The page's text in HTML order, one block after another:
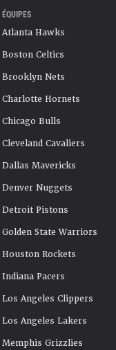
ÉQUIPES
Atlanta Hawks
Boston Celtics
Brooklyn Nets
Charlotte Hornets
Chicago Bulls
Cleveland Cavaliers
Dallas Mavericks
Denver Nuggets
Detroit Pistons
Golden State Warriors
Houston Rockets
Indiana Pacers
Los Angeles Clippers
Los Angeles Lakers
Memphis Grizzlies